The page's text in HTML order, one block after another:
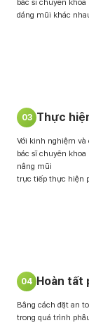
bác sĩ chuyên
dáng mũi khác
03 Thực
Với kinh nghiệm
bác sĩ chuyên
nâng mũi
trực tiếp thực hiện
04 Hoàn tất
Bằng cách đặt an
trong quá trình